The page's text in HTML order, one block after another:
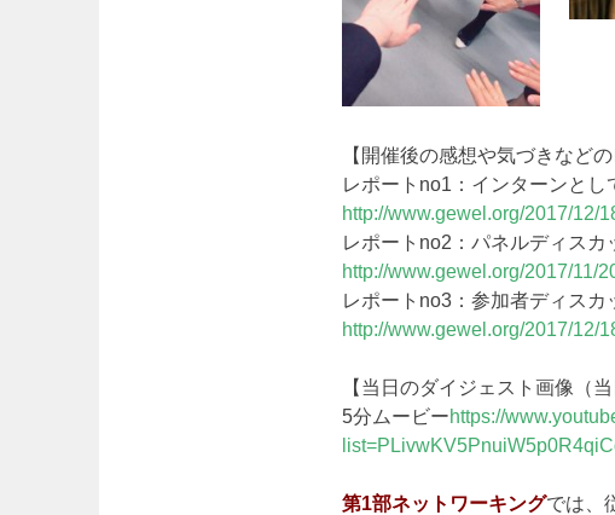
【開催後の感想や気づきなどの
レポートno1：インターンとし
http://www.gewel.org/2017/12/
レポートno2：パネルディスカ
http://www.gewel.org/2017/11/
レポートno3：参加者ディスカ
http://www.gewel.org/2017/12/
【当日のダイジェスト画像（
5分ムービーhttps://
第1部ネットワーキングでは、